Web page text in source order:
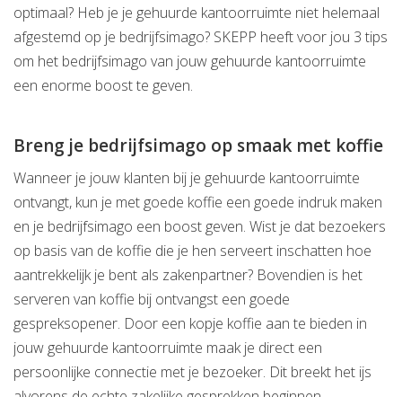
optimaal? Heb je je gehuurde kantoorruimte niet helemaal
afgestemd op je bedrijfsimago? SKEPP heeft voor jou 3 tips
om het bedrijfsimago van jouw gehuurde kantoorruimte
een enorme boost te geven.
Breng je bedrijfsimago op smaak met koffie
Wanneer je jouw klanten bij je gehuurde kantoorruimte
ontvangt, kun je met goede koffie een goede indruk maken
en je bedrijfsimago een boost geven. Wist je dat bezoekers
op basis van de koffie die je hen serveert inschatten hoe
aantrekkelijk je bent als zakenpartner? Bovendien is het
serveren van koffie bij ontvangst een goede
gespreksopener. Door een kopje koffie aan te bieden in
jouw gehuurde kantoorruimte maak je direct een
persoonlijke connectie met je bezoeker. Dit breekt het ijs